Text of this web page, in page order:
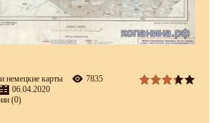
немецкие карты
7835
06.04.2020
(0)